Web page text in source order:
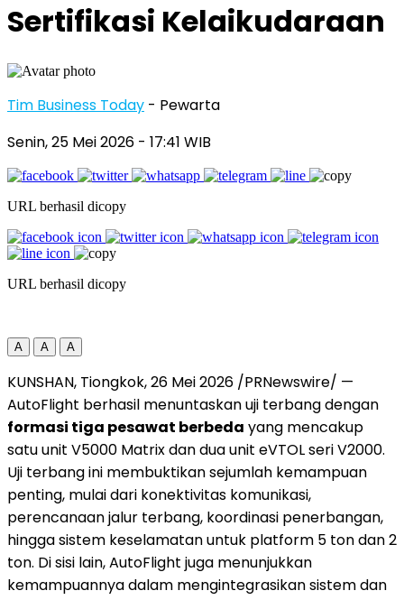
Sertifikasi Kelaikudaraan
Tim Business Today - Pewarta
Senin, 25 Mei 2026 - 17:41 WIB
URL berhasil dicopy
URL berhasil dicopy
A A A
KUNSHAN, Tiongkok, 26 Mei 2026 /PRNewswire/ —
AutoFlight berhasil menuntaskan uji terbang dengan
formasi tiga pesawat berbeda yang mencakup
satu unit V5000 Matrix dan dua unit eVTOL seri V2000.
Uji terbang ini membuktikan sejumlah kemampuan
penting, mulai dari konektivitas komunikasi,
perencanaan jalur terbang, koordinasi penerbangan,
hingga sistem keselamatan untuk platform 5 ton dan 2
ton. Di sisi lain, AutoFlight juga menunjukkan
kemampuannya dalam mengintegrasikan sistem dan